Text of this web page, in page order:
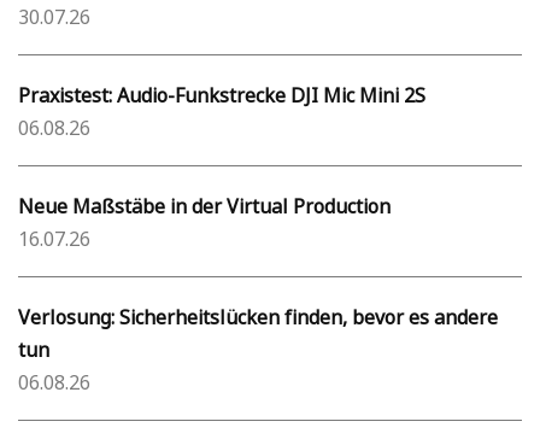
30.07.26
Praxistest: Audio-Funkstrecke DJI Mic Mini 2S
06.08.26
Neue Maßstäbe in der Virtual Production
16.07.26
Verlosung: Sicherheitslücken finden, bevor es andere
tun
06.08.26